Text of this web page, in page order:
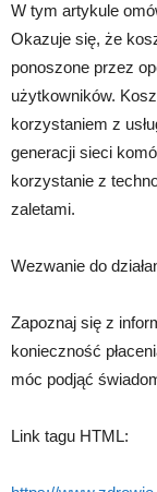
W tym artykule
Okazuje się, że
ponoszone przez
użytkowników.
korzystaniem z
generacji sieci
korzystanie z
zaletami.
Wezwanie do
Zapoznaj się z
konieczność
móc podjąć
Link tagu HTML: